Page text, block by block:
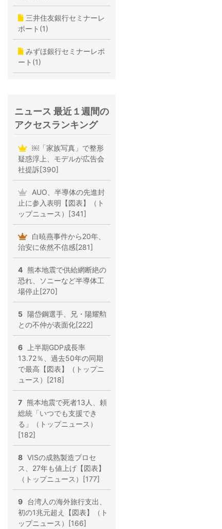
三井住友銀行セミナーレ
ポート(1)
みずほ銀行セミナーレポ
ート(1)
ニュース 最近１週間の
アクセスランキング
￼「家族写真」で整形
疑惑浮上、モデルが広告会
社提訴[390]
AUO、半導体の先進封
止に参入表明【図表】（ト
ップニュース）[341]
白暁燕事件から20年、
治安に依然不信感[281]
4 熊本地震で供給網断絶の
恐れ、ソニーなど半導体工
場停止[270]
5 陽岱鋼選手、兄・陽耀勲
との不仲が表面化[222]
6
上半期GDP成長率
13.72％、過去50年の同期
で最高【図表】（トップニ
ュース）[218]
7 熊本地震で死者13人、頼
総統「いつでも支援でき
る」（トップニュース）
[182]
8 VISの成熟製造プロセ
ス、27年も値上げ【図表】
（トップニュース）[177]
9 台湾人の海外旅行支出、
初の1兆元超え【図表】（ト
ップニュース）[166]